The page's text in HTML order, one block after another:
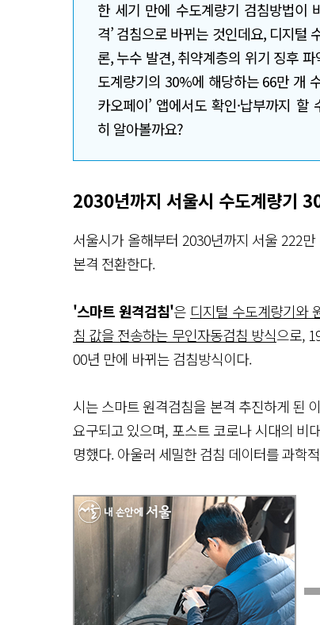
한 세기 만에 수도계량기 검침방법이
격’ 검침으로 바뀌는 것인데요, 디지털
론, 누수 발견, 취약계층의 위기 징후
도계량기의 30%에 해당하는 66만 개
카오페이’ 앱에서도 확인·납부까지
히 알아볼까요?
2030년까지 서울시 수도계량기
서울시가 올해부터 2030년까지 서울 222
본격 전환한다.
'스마트 원격검침'은 디지털 수도계량기와
침 값을 전송하는 무인자동검침 방식으로,
00년 만에 바뀌는 검침방식이다.
시는 스마트 원격검침을 본격 추진하게 된
요구되고 있으며, 포스트 코로나 시대의 비
명했다. 아울러 세밀한 검침 데이터를 과학